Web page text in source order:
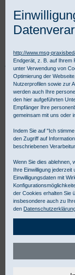
Praxisbedarf Shop
Blutdruckmessgeräte
boso
http://www.msg-
Endgerät, z. B. auf Ihrem
unter Verwendung von
Optimierung der
Nutzerprofilen sowie zur
werden auch Ihre
den hier aufgeführten
Empfänger Ihre
gemeinsam mit uns oder
Indem Sie auf "Ich
den Zugriff auf
beschriebenen
Wenn Sie dies ablehnen,
Ihre Einwilligung
Einwilligungsdaten mit
der Cookies erhalten Sie
insbesondere auch zu
den